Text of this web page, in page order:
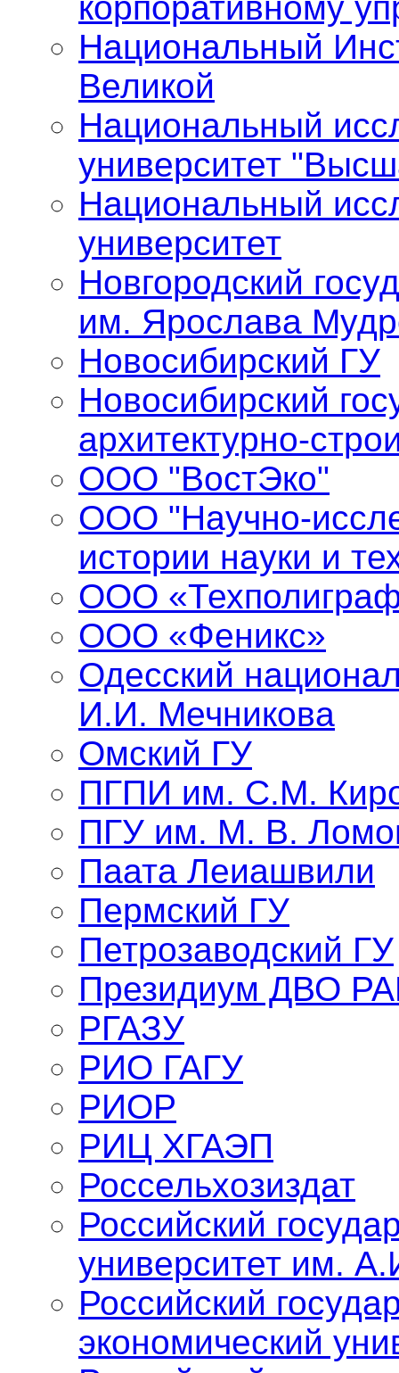
Национальный
Великой
Национальный
университет
Национальный
университет
Новгородский
им. Ярослава
Новосибирский ГУ
Новосибирский
архитектурно-
ООО "ВостЭко"
ООО "Научно-
истории науки и
ООО
ООО «Феникс»
Одесский
И.И. Мечникова
Омский ГУ
ПГПИ им. С.М.
ПГУ им. М. В.
Паата Леиашвили
Пермский ГУ
Петрозаводский ГУ
Президиум ДВО
РГАЗУ
РИО ГАГУ
РИОР
РИЦ ХГАЭП
Россельхозиздат
Российский
университет им.
Российский
экономический